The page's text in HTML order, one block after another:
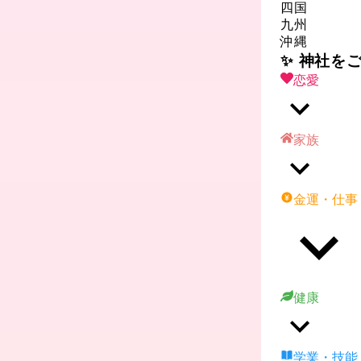
四国
九州
沖縄
✨ 神社を
恋愛
家族
金運・仕事
健康
学業・技能